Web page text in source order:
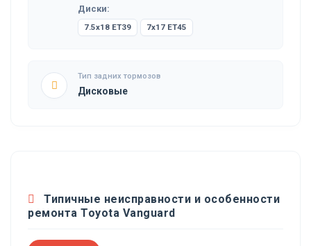
Диски:
7.5x18 ET39 7x17 ET45
Тип задних тормозов
Дисковые
Типичные неисправности и особенности
ремонта Toyota Vanguard